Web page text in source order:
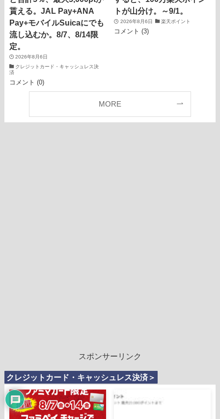
貰える。JAL Pay+ANA
Pay+モバイルSuicaにでも
流し込むか。8/7、8/14限
定。
2026年8月6日
クレジットカード・キャッシュレス決
済
コメント (0)
トが山分け。～9/1。
2026年8月6日 楽天ポイント
コメント (3)
MORE
スポンサーリンク
クレジットカード・キャッシュレス決済＞